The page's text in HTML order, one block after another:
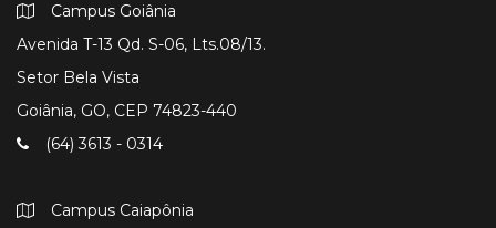
Campus Goiânia
Avenida T-13 Qd. S-06, Lts.08/13.
Setor Bela Vista
Goiânia, GO, CEP 74823-440
(64) 3613 - 0314
Campus Caiapônia